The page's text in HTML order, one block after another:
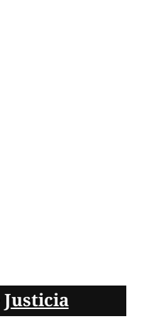
Justicia